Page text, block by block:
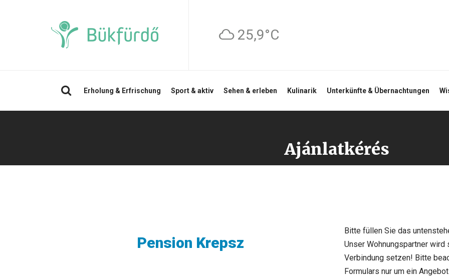
25,9°C
Erholung & Erfrischung Sport & aktiv Sehen & erleben Kulinarik Unterkünfte & Übernachtungen
Ajánlatkérés
Pension Krepsz
Bitte füllen Sie das
Unser Wohnungspartner
Verbindung setzen! Bitte
Formulars nur um ein